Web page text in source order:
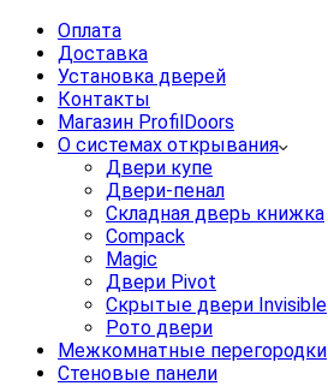
Оплата
Доставка
Установка дверей
Контакты
Магазин ProfilDoors
О системах открывания
Двери купе
Двери-пенал
Складная дверь книжка
Compack
Magic
Двери Pivot
Скрытые двери Invisible
Рото двери
Межкомнатные перегородки
Стеновые панели